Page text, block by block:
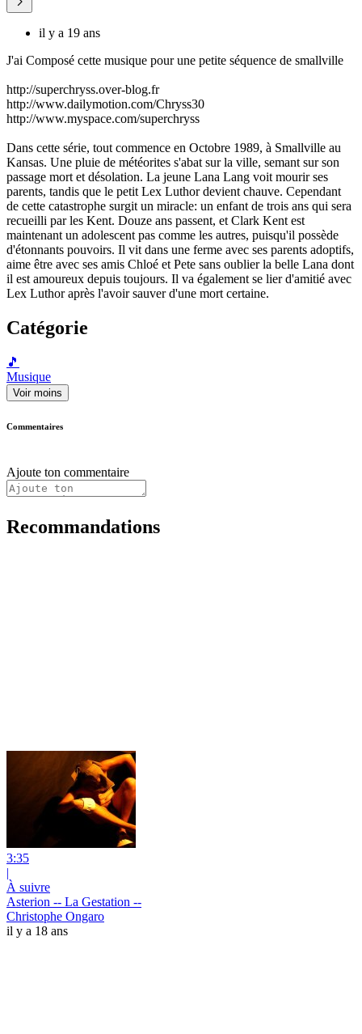
il y a 19 ans
J'ai Composé cette musique pour une petite séquence de smallville
http://superchryss.over-blog.fr
http://www.dailymotion.com/Chryss30
http://www.myspace.com/superchryss
Dans cette série, tout commence en Octobre 1989, à Smallville au
Kansas. Une pluie de météorites s'abat sur la ville, semant sur son
passage mort et désolation. La jeune Lana Lang voit mourir ses
parents, tandis que le petit Lex Luthor devient chauve. Cependant
de cette catastrophe surgit un miracle: un enfant de trois ans qui sera
recueilli par les Kent. Douze ans passent, et Clark Kent est
maintenant un adolescent pas comme les autres, puisqu'il possède
d'étonnants pouvoirs. Il vit dans une ferme avec ses parents adoptifs,
aime être avec ses amis Chloé et Pete sans oublier la belle Lana dont
il est amoureux depuis toujours. Il va également se lier d'amitié avec
Lex Luthor après l'avoir sauver d'une mort certaine.
Catégorie
🎵
Musique
Voir moins
Commentaires
Ajoute ton commentaire
Recommandations
3:35
|
À suivre
Asterion -- La Gestation --
Christophe Ongaro
il y a 18 ans